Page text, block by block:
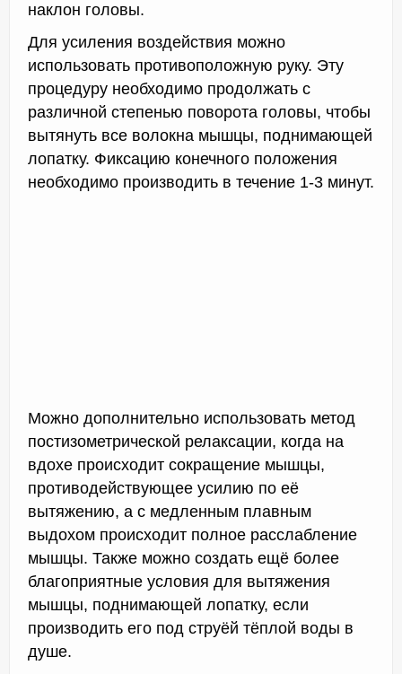
наклон головы.
Для усиления воздействия можно
использовать противоположную руку. Эту
процедуру необходимо продолжать с
различной степенью поворота головы, чтобы
вытянуть все волокна мышцы, поднимающей
лопатку. Фиксацию конечного положения
необходимо производить в течение 1-3 минут.
Можно дополнительно использовать метод
постизометрической релаксации, когда на
вдохе происходит сокращение мышцы,
противодействующее усилию по её
вытяжению, а с медленным плавным
выдохом происходит полное расслабление
мышцы. Также можно создать ещё более
благоприятные условия для вытяжения
мышцы, поднимающей лопатку, если
производить его под струёй тёплой воды в
душе.